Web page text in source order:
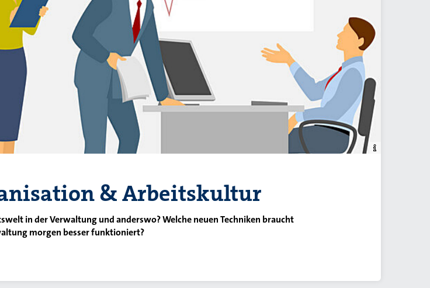
& Arbeitskultur
in der Verwaltung und anderswo? Welche neuen Techniken braucht
morgen besser funktioniert?